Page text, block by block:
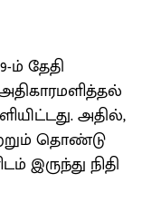
ம் தேதி
அதில்,
தொண்டு
இருந்து நிதி